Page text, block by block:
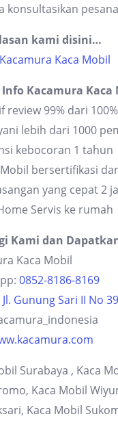
konsultasikan
kami disini…
Kaca Mobil
Kacamura Kaca
review 99% dari
lebih dari 1000
kebocoran 1 tahun
Mobil bersertifikasi
yang cepat 2
Servis ke rumah
Kami dan
Kaca Mobil
0852-8186-8169
Jl. Gunung Sari II No
Surabaya , Kaca
Kaca Mobil
Kaca Mobil